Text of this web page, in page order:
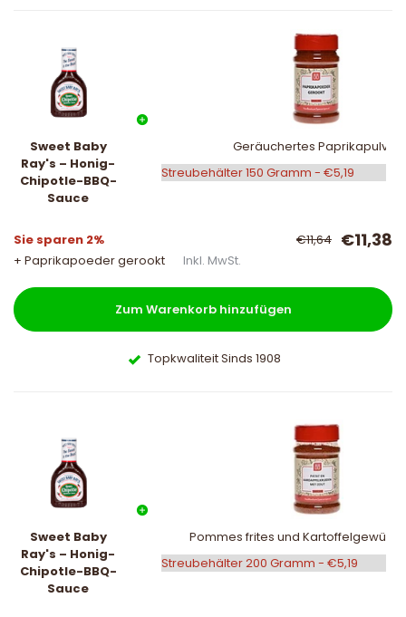
Sweet Baby
Ray's – Honig-
Chipotle-BBQ-
Sauce
Geräuchertes Paprikapulver
Sie sparen 2% €11,64 €11,38
+ Paprikapoeder gerookt Inkl. MwSt.
Zum Warenkorb hinzufügen
Topkwaliteit Sinds 1908
Sweet Baby
Ray's – Honig-
Chipotle-BBQ-
Sauce
Pommes frites und Kartoffelgewürz